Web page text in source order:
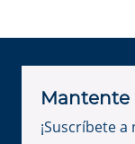
Mantente
¡Suscríbete